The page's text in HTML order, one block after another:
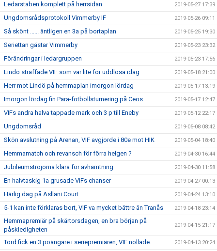
Ledarstaben komplett på herrsidan 2019-05-27 17:39
Ungdomsrådsprotokoll Vimmerby IF 2019-05-26 09:11
Så skönt ...... äntligen en 3a på bortaplan 2019-05-25 19:30
Seriettan gästar Vimmerby 2019-05-23 23:32
Förändringar i ledargruppen 2019-05-23 17:56
Lindö straffade VIF som var lite för uddlösa idag 2019-05-18 21:00
Herr mot Lindö på hemmaplan imorgon lördag 2019-05-17 13:19
Imorgon lördag fin Para-fotbollsturnering på Ceos 2019-05-17 12:47
VIFs andra halva tappade mark och 3 p till Eneby 2019-05-12 22:17
Ungdomsråd 2019-05-08 08:42
Skön avslutning på Arenan, VIF avgjorde i 80e mot HIK 2019-05-04 18:40
Hemmamatch och revansch för förra helgen ? 2019-04-30 16:44
Jubileumströjorna klara för avhämtning 2019-04-30 11:58
En halvtaskig 1a grusade VIFs chanser 2019-04-27 00:13
Härlig dag på Asllani Court 2019-04-24 13:10
5-1 kan inte förklaras bort, VIF va mycket bättre än Tranås 2019-04-18 23:14
Hemmapremiär på skärtorsdagen, en bra början på
påskledigheten
2019-04-15 21:17
Tord fick en 3 poängare i seriepremiären, VIF nollade. 2019-04-13 20:24